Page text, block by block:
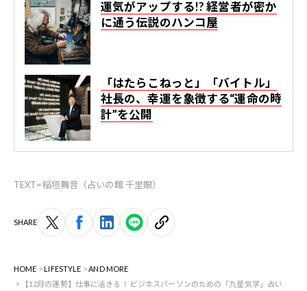
運気がアップする!? 経営者が密か
に通う伝説のハンコ屋
「はたらこねっと」「バイトル」
社長の、幸運を象徴する“運命の時
計”を公開
TEXT=稲垣舞音（占いの館 千里眼）
SHARE
HOME LIFESTYLE
AND MORE
【12月の運勢】仕事に活きる！ ビジネスパーソンのための「九星気学」占い